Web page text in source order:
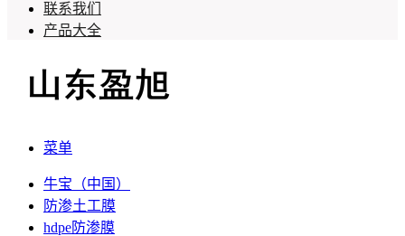
联系我们
产品大全
菜单
牛宝（中国）
防渗土工膜
hdpe防渗膜